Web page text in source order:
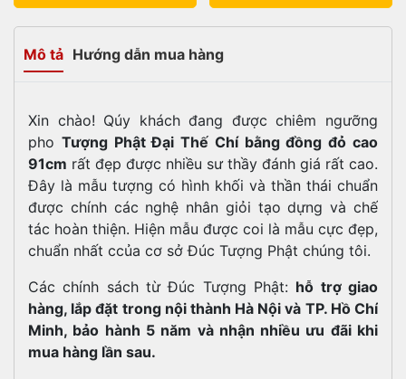
Mô tả Hướng dẫn mua hàng
Xin chào! Qúy khách đang được chiêm ngưỡng
pho Tượng Phật Đại Thế Chí bằng đồng đỏ cao
91cm rất đẹp được nhiều sư thầy đánh giá rất cao.
Đây là mẫu tượng có hình khối và thần thái chuẩn
được chính các nghệ nhân giỏi tạo dựng và chế
tác hoàn thiện. Hiện mẫu được coi là mẫu cực đẹp,
chuẩn nhất ccủa cơ sở Đúc Tượng Phật chúng tôi.
Các chính sách từ Đúc Tượng Phật: hỗ trợ giao
hàng, lắp đặt trong nội thành Hà Nội và TP. Hồ Chí
Minh, bảo hành 5 năm và nhận nhiều ưu đãi khi
mua hàng lần sau.